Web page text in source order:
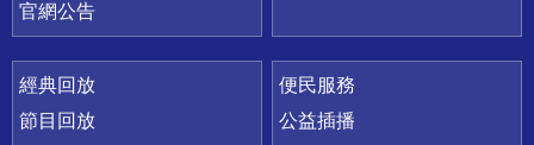
官網公告
經典回放
節目回放
便民服務
公益插播